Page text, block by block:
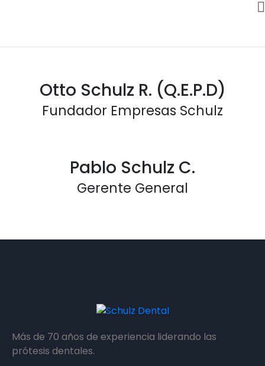
Otto Schulz R. (Q.E.P.D)
Fundador Empresas Schulz
Pablo Schulz C.
Gerente General
Más de 70 años de experiencia liderando las
prótesis dentales.